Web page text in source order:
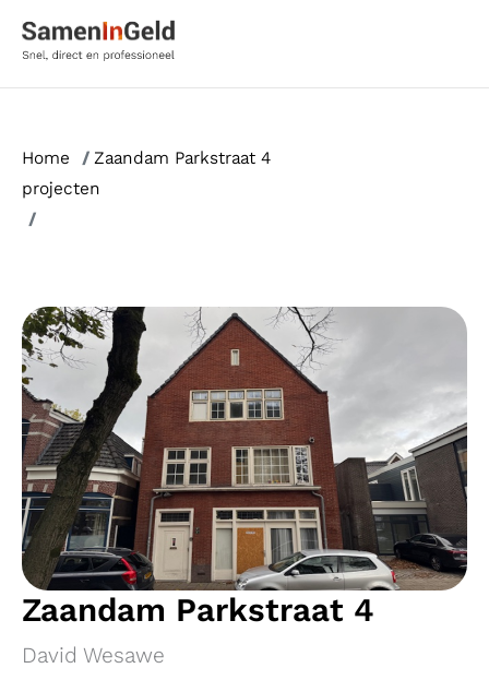
naar
Home
/
projecten
/
Zaandam Parkstraat 4
Zaandam Parkstraat 4
David Wesawe